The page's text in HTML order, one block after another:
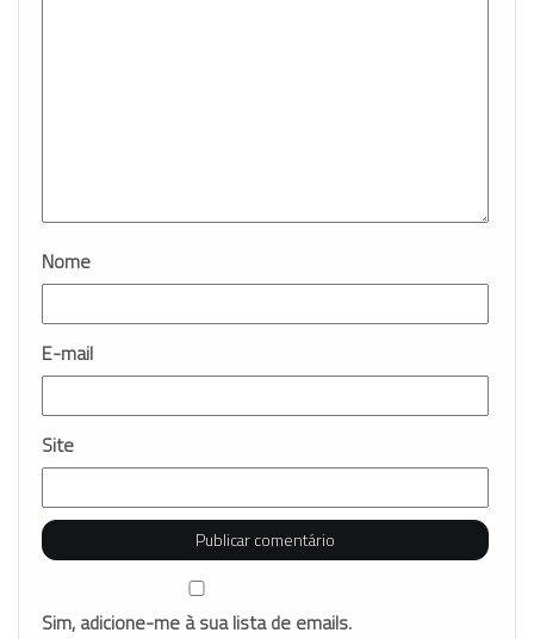
Nome
E-mail
Site
Sim, adicione-me à sua lista de emails.